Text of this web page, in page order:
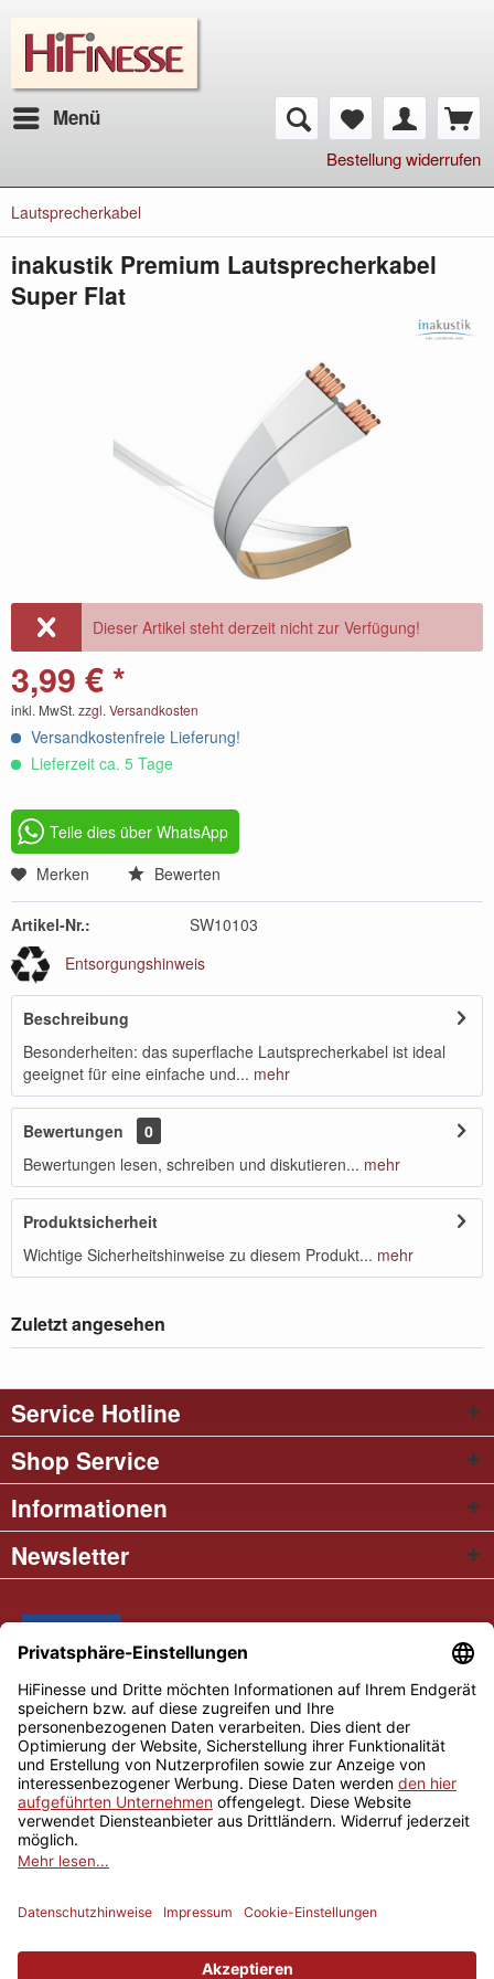
Menü
Bestellung widerrufen
Lautsprecherkabel
inakustik Premium Lautsprecherkabel
Super Flat
Dieser Artikel steht derzeit nicht zur Verfügung!
3,99 € *
inkl. MwSt. zzgl. Versandkosten
Versandkostenfreie Lieferung!
Lieferzeit ca. 5 Tage
Teile dies über WhatsApp
Merken
Bewerten
Artikel-Nr.:
SW10103
Entsorgungshinweis
Beschreibung
Besonderheiten: das superflache Lautsprecherkabel ist ideal
geeignet für eine einfache und... mehr
Bewertungen
0
Bewertungen lesen, schreiben und diskutieren... mehr
Produktsicherheit
Wichtige Sicherheitshinweise zu diesem Produkt... mehr
Zuletzt angesehen
Service Hotline
Shop Service
Informationen
Newsletter
* Alle Preise inkl. gesetzl. Mehrwertsteuer
Cookie settings Händler-Login
Über uns
Kontakt und Anfahrt
Versand und Zahlungsbedingungen